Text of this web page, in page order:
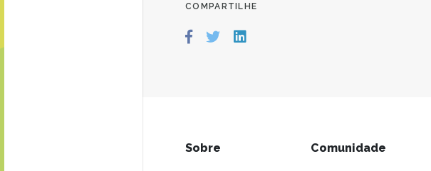
COMPARTILHE
Sobre Comunidade